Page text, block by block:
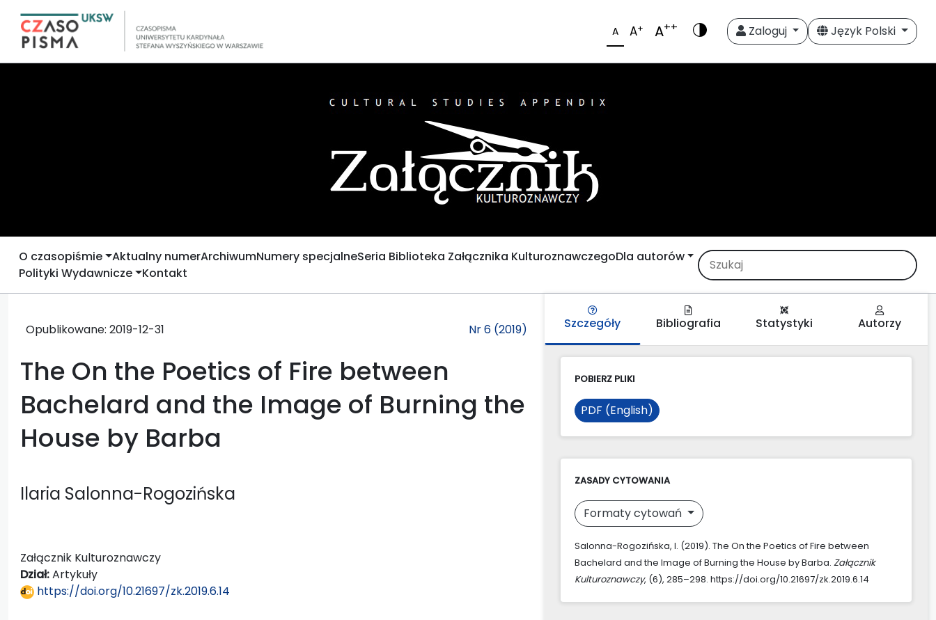
A A+ A++ Zaloguj Język Polski
O czasopiśmie Aktualny numerArchiwumNumery specjalneSeria Biblioteka Załącznika KulturoznawczegoDla autorów
Polityki Wydawnicze Kontakt
Opublikowane: 2019-12-31 Nr 6 (2019)
The On the Poetics of Fire between
Bachelard and the Image of Burning the
House by Barba
Ilaria Salonna-Rogozińska
Załącznik Kulturoznawczy
Dział:Artykuły
https://doi.org/10.21697/zk.2019.6.14
Szczegóły Bibliografia Statystyki Autorzy
POBIERZ PLIKI
PDF (English)
ZASADY CYTOWANIA
Formaty cytowań
Salonna-Rogozińska, I. (2019). The On the Poetics of Fire between
Bachelard and the Image of Burning the House by Barba. Załącznik
Kulturoznawczy, (6), 285–298. https://doi.org/10.21697/zk.2019.6.14